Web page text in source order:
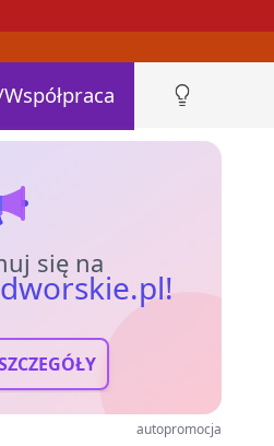
się na
autopromocja